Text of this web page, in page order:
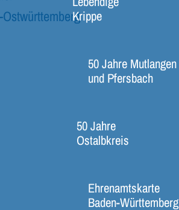
Krippe
50 Jahre Mutlangen
und Pfersbach
50 Jahre
Ostalbkreis
Ehrenamtskarte
Baden-Württemberg